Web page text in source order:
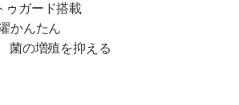
ガード搭載
かんたん
菌の増殖を抑える